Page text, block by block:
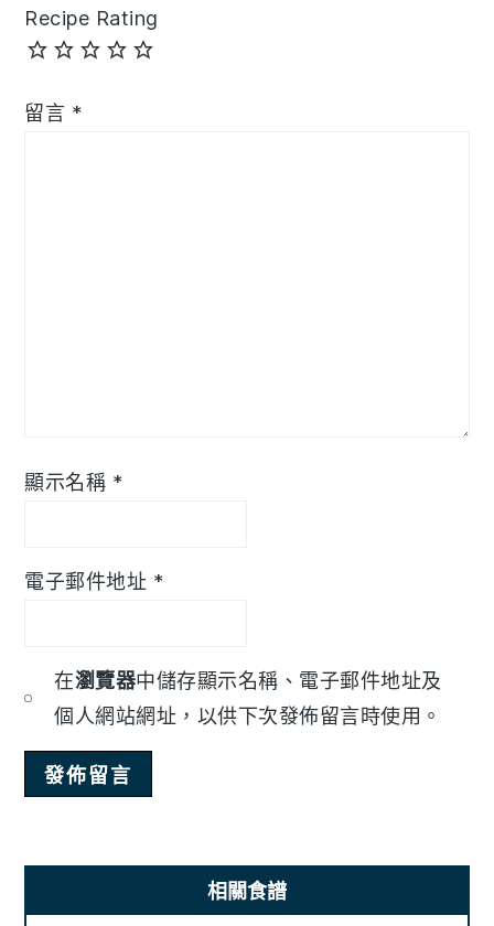
Recipe Rating
留言 *
顯示名稱 *
電子郵件地址 *
在瀏覽器中儲存顯示名稱、電子郵件地址及
個人網站網址，以供下次發佈留言時使用。
相關食譜